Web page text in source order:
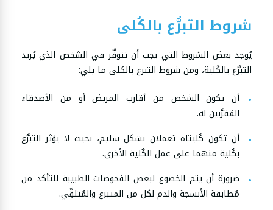
شروط التبرُّع بالكُلى
يُوجد بعض الشروط التي يجب أن تتوفَّر في الشخص الذي يُريد
التبرُّع بالكُلية، ومن شروط التبرع بالكلى ما يلي:
أن يكون الشخص من أقارب المريض أو من الأصدقاء
المُقرَّبين له.
أن تكون كُليتاه تعملان بشكل سليم، بحيث لا يؤثر التبرُّع
بكُلية منهما على عمل الكُلية الأخرى.
ضرورة أن يتم الخضوع لبعض الفحوصات الطبيبة للتأكد من
مُطابقة الأنسجة والدم لكل من المتبرع والمُتلقِّي.